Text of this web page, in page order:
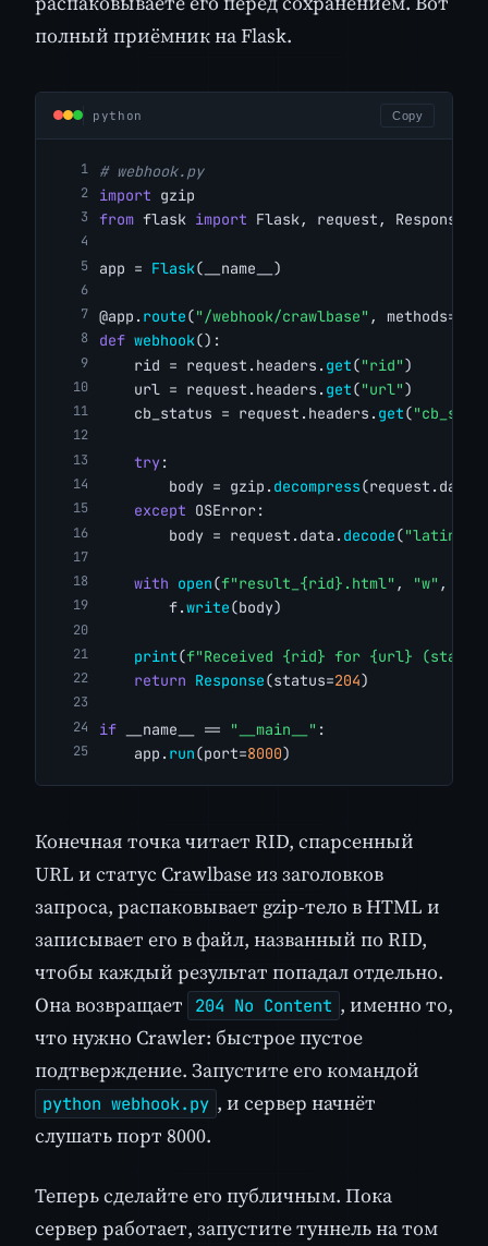
полный приёмник на Flask.
python Copy
# webhook.py
import gzip
from flask import Flask, request, Response
app = Flask(__name__)
@app. route("/webhook/crawlbase" , methods=[
def webhook():
    rid = request.headers.
get("rid")
    url = request.headers.
get("url")
    cb_status = request.headers.
get(
try:
        body = gzip.
decompress
except OSError:
        body = request.data.
decode("latin1"
with open(f"result_{rid}.html" , "w" ,
        f.
write(body)
print(f"Received {rid} for {url} (status
return Response(status=204)
if __name__ == "__main__" :
    app.
run(port=8000)
Конечная точка читает RID, спарсенный
URL и статус Crawlbase из заголовков
запроса, распаковывает gzip-тело в HTML и
записывает его в файл, названный по RID,
чтобы каждый результат попадал отдельно.
Она возвращает
204 No Content , именно то,
что нужно Crawler: быстрое пустое
подтверждение. Запустите его командой
python webhook.py , и сервер начнёт
слушать порт 8000.
Теперь сделайте его публичным. Пока
сервер работает, запустите туннель на том